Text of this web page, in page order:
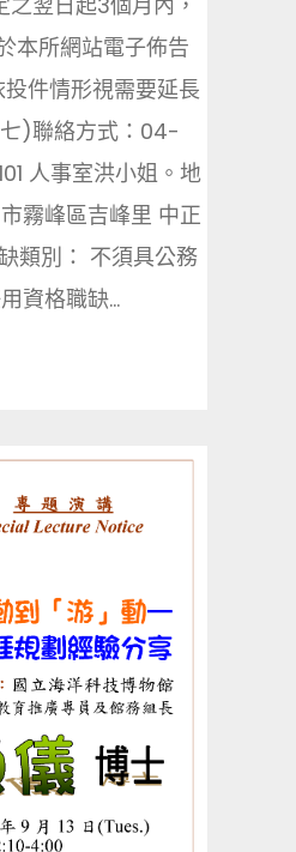
本所網站電子佈告
件情形視需要延長
)聯絡方式：04-
人事室洪小姐。地
霧峰區吉峰里 中正
類別： 不須具公務
資格職缺...